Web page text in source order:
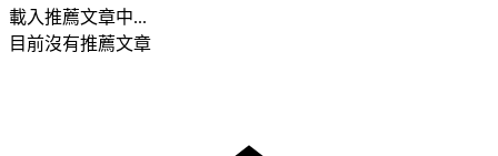
載入推薦文章中...
目前沒有推薦文章